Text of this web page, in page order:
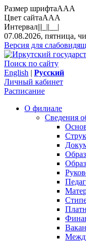
Размер шрифтаAAA
Цвет сайтаAAA
Интервал|||_||__|
07.08.2026, пятница,
Версия для
Поиск по сайту
English | Русский
Личный кабинет
Расписание
О филиале
Сведения